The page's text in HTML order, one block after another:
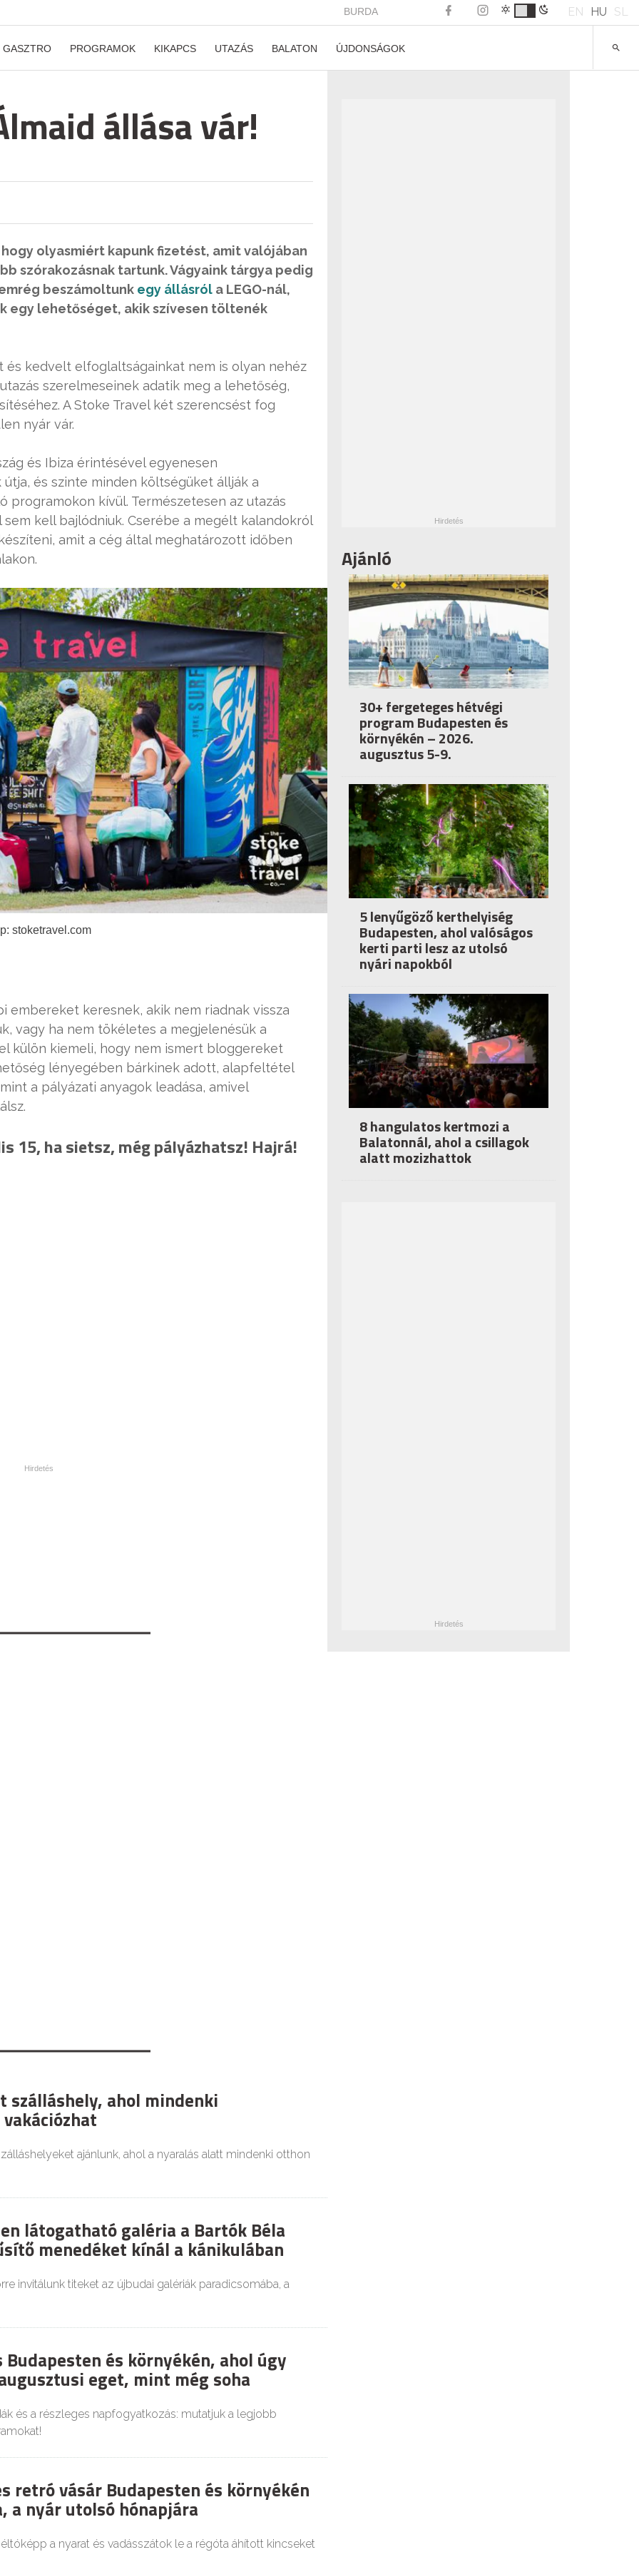
BURDA EN HU SL
GASZTRO PROGRAMOK KIKAPCS UTAZÁS BALATON ÚJDONSÁGOK
állása vár!
olyasmiért kapunk fizetést, amit valójában
szórakozásnak tartunk. Vágyaink tárgya pedig
beszámoltunk egy állásról a LEGO-nál,
egy lehetőséget, akik szívesen töltenék
kedvelt elfoglaltságainkat nem is olyan nehéz
szerelmeseinek adatik meg a lehetőség,
A Stoke Travel két szerencsést fog
nyár vár.
és Ibiza érintésével egyenesen
és szinte minden költségüket állják a
kívül. Természetesen az utazás
kell bajlódniuk. Cserébe a megélt kalandokról
amit a cég által meghatározott időben
stoketravel.com
embereket keresnek, akik nem riadnak vissza
vagy ha nem tökéletes a megjelenésük a
külön kiemeli, hogy nem ismert bloggereket
lényegében bárkinek adott, alapfeltétel
a pályázati anyagok leadása, amivel
15, ha sietsz, még pályázhatsz! Hajrá!
szálláshely, ahol mindenki
ajánlunk, ahol a nyaralás alatt mindenki otthon
látogatható galéria a Bartók Béla
menedéket kínál a kánikulában
invitálunk titeket az újbudai galériák paradicsomába, a
és környékén, ahol úgy
eget, mint még soha
és a részleges napfogyatkozás: mutatjuk a legjobb
retró vásár Budapesten és környékén
a nyár utolsó hónapjára
a nyarat és vadásszátok le a régóta áhított kincseket
Ajánló
30+ fergeteges hétvégi
program Budapesten és
környékén – 2026.
augusztus 5-9.
5 lenyűgöző kerthelyiség
Budapesten, ahol valóságos
kerti parti lesz az utolsó
nyári napokból
8 hangulatos kertmozi a
Balatonnál, ahol a csillagok
alatt mozizhattok